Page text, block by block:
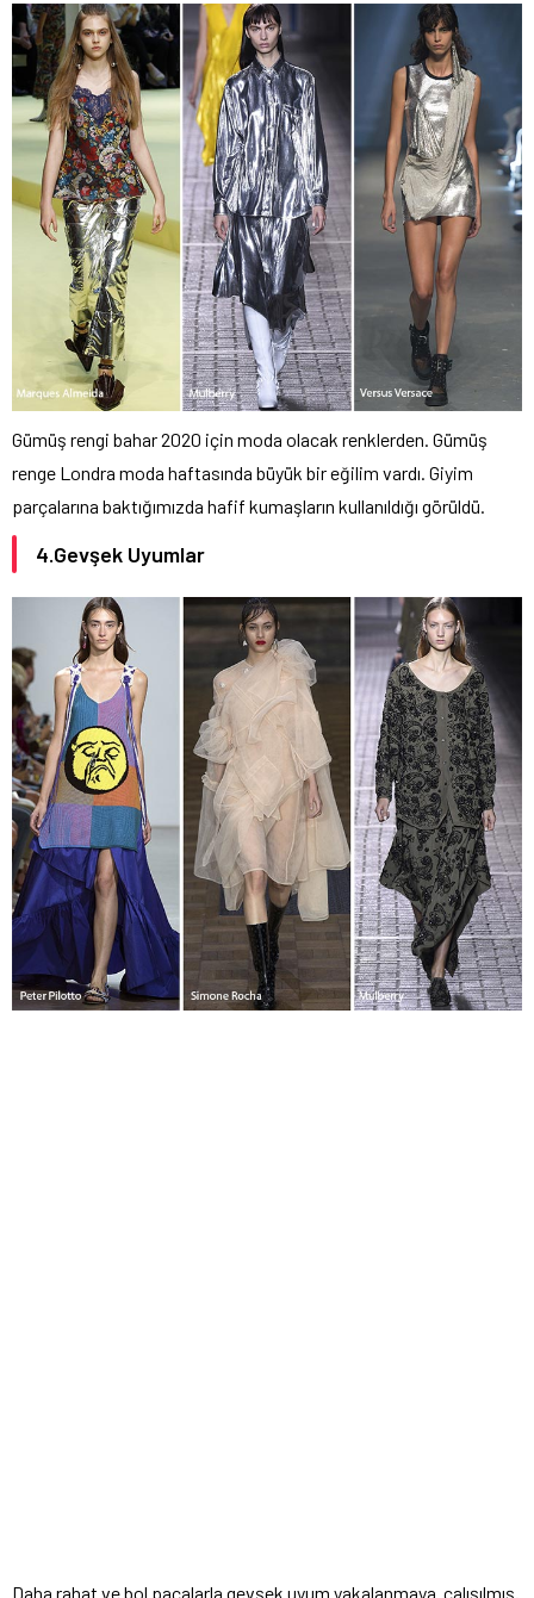
Gümüş rengi bahar 2020 için moda olacak renklerden. Gümüş
renge Londra moda haftasında büyük bir eğilim vardı. Giyim
parçalarına baktığımızda hafif kumaşların kullanıldığı görüldü.
4.Gevşek Uyumlar
Daha rahat ve bol paçalarla gevşek uyum yakalanmaya çalışılmış.